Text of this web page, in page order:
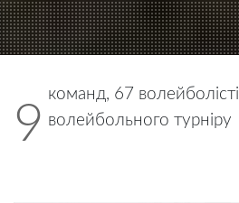
9
команд, 67
волейбольного турніру